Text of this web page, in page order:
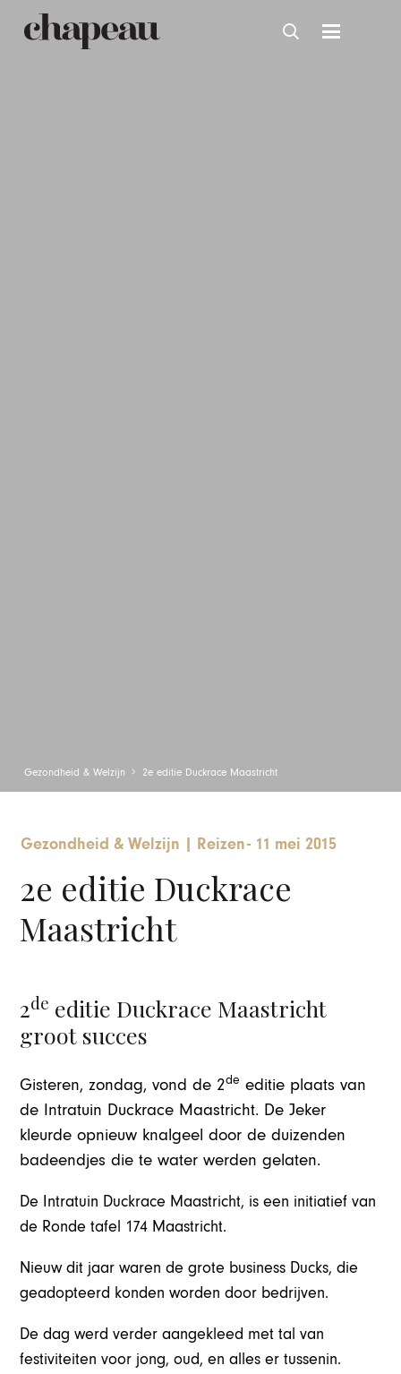
Gezondheid & Welzijn 2e editie Duckrace Maastricht
Gezondheid & Welzijn Reizen- 11 mei 2015
2e editie Duckrace
Maastricht
2de editie Duckrace Maastricht
groot succes
Gisteren, zondag, vond de 2de editie plaats van
de Intratuin Duckrace Maastricht. De Jeker
kleurde opnieuw knalgeel door de duizenden
badeendjes die te water werden gelaten.
De Intratuin Duckrace Maastricht, is een initiatief van
de Ronde tafel 174 Maastricht.
Nieuw dit jaar waren de grote business Ducks, die
geadopteerd konden worden door bedrijven.
De dag werd verder aangekleed met tal van
festiviteiten voor jong, oud, en alles er tussenin.